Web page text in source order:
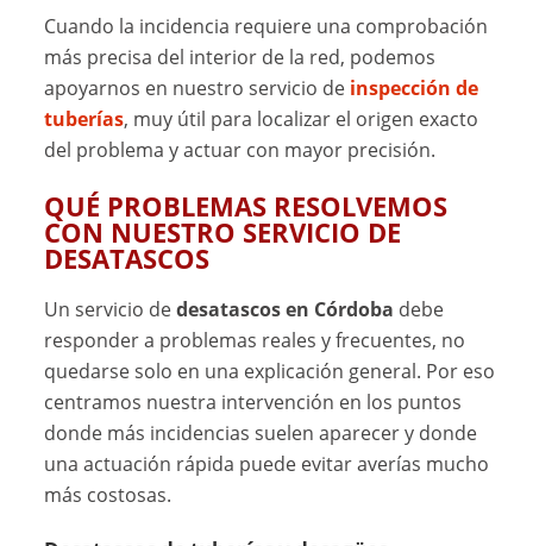
Cuando la incidencia requiere una comprobación
más precisa del interior de la red, podemos
apoyarnos en nuestro servicio de inspección de
tuberías, muy útil para localizar el origen exacto
del problema y actuar con mayor precisión.
QUÉ PROBLEMAS RESOLVEMOS
CON NUESTRO SERVICIO DE
DESATASCOS
Un servicio dedesatascos en Córdoba debe
responder a problemas reales y frecuentes, no
quedarse solo en una explicación general. Por eso
centramos nuestra intervención en los puntos
donde más incidencias suelen aparecer y donde
una actuación rápida puede evitar averías mucho
más costosas.